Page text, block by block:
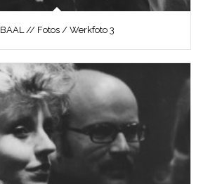
BAAL // Fotos / Werkfoto 3